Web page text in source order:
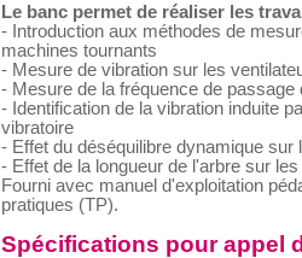
Le banc permet de réaliser les
- Introduction aux méthodes de
machines tournants
- Mesure de vibration sur les
- Mesure de la fréquence de
- Identification de la vibration induite
vibratoire
- Effet du déséquilibre dynamique sur
- Effet de la longueur de l'arbre sur
Fourni avec manuel d'exploitation
pratiques (TP).
Spécifications pour appel